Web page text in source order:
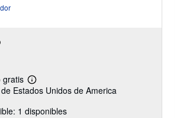
gratis
Más
información
las
Estados Unidos de America
1 disponibles